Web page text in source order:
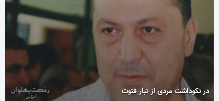
در نکوداشت مردی از تبار فتوت